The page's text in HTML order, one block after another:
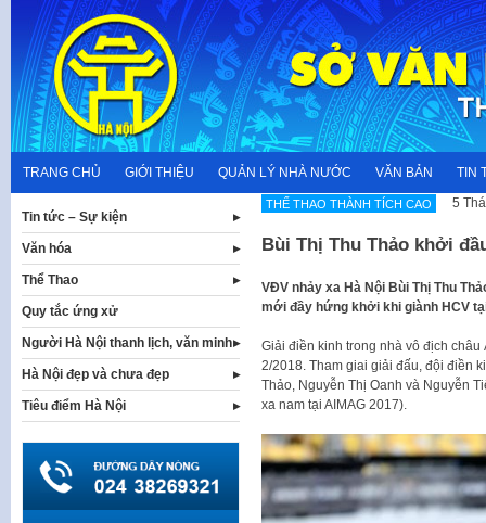
content
TRANG CHỦ GIỚI THIỆU QUẢN LÝ NHÀ NƯỚC VĂN BẢN TIN
THẾ THAO THÀNH TÍCH CAO 5
Bùi Thị Thu Thảo khởi
VĐV nhảy xa Hà Nội Bùi Thị Thu
mới đầy hứng khởi khi giành HCV
Giải điền kinh trong nhà vô địch
2/2018. Tham giai giải đấu, đội điền
Thảo, Nguyễn Thị Oanh và Nguyễn
xa nam tại AIMAG 2017).
Tin tức – Sự kiện
Văn hóa
Thể Thao
Quy tắc ứng xử
Người Hà Nội thanh lịch, văn minh
Hà Nội đẹp và chưa đẹp
Tiêu điểm Hà Nội